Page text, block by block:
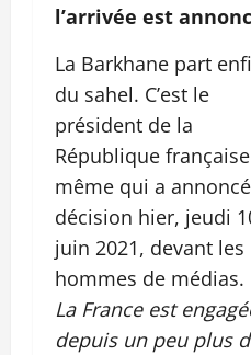
l’arrivée est
La Barkhane part
du sahel. C’est le
président de la
République française
même qui a
décision hier, jeudi
juin 2021, devant les
hommes de médias.
La France est
depuis un peu plus